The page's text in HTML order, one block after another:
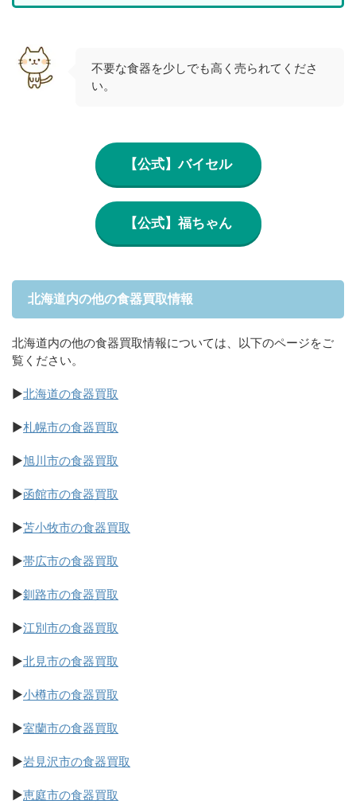
不要な食器を少しでも高く売られてくださ
い。
【公式】バイセル
【公式】福ちゃん
北海道内の他の食器買取情報
北海道内の他の食器買取情報については、以下のページをご
覧ください。
▶北海道の食器買取
▶札幌市の食器買取
▶旭川市の食器買取
▶函館市の食器買取
▶苫小牧市の食器買取
▶帯広市の食器買取
▶釧路市の食器買取
▶江別市の食器買取
▶北見市の食器買取
▶小樽市の食器買取
▶室蘭市の食器買取
▶岩見沢市の食器買取
▶恵庭市の食器買取